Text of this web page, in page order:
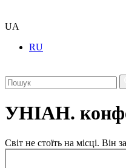
UA
RU
УНІАН.
Світ не стоїть на місці. Він